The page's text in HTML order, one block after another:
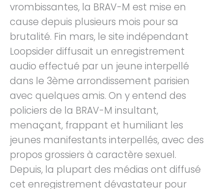
vrombissantes, la BRAV-M est mise en
cause depuis plusieurs mois pour sa
brutalité. Fin mars, le site indépendant
Loopsider diffusait un enregistrement
audio effectué par un jeune interpellé
dans le 3ème arrondissement parisien
avec quelques amis. On y entend des
policiers de la BRAV-M insultant,
menaçant, frappant et humiliant les
jeunes manifestants interpellés, avec des
propos grossiers à caractère sexuel.
Depuis, la plupart des médias ont diffusé
cet enregistrement dévastateur pour